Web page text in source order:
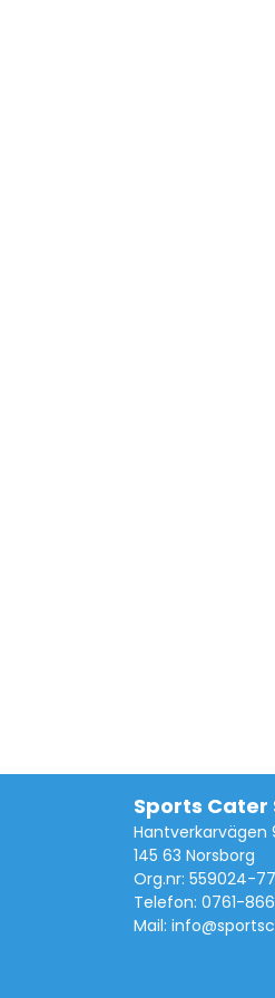
Sports Cater
Hantverkarvägen
145 63 Norsborg
Org.nr: 559024-
Telefon: 0761-
Mail: